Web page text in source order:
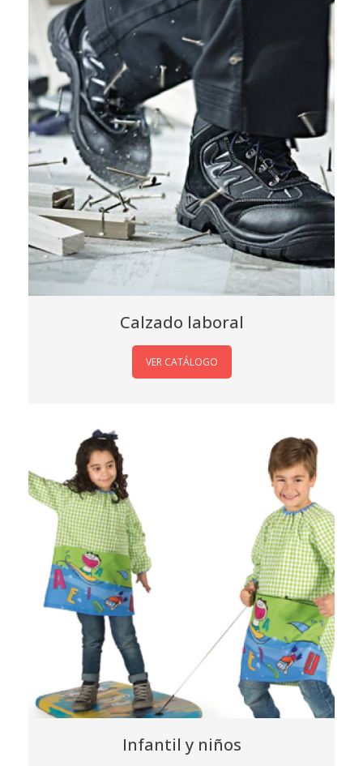
Calzado laboral
VER CATÁLOGO
Infantil y niños